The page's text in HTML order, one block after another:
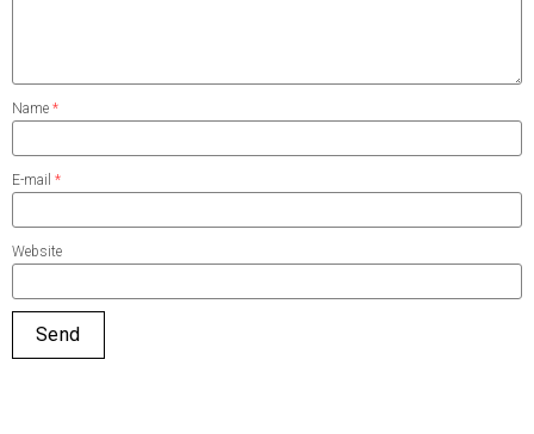
Name *
E-mail *
Website